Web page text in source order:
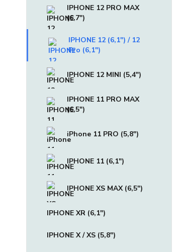
IPHONE 12 PRO MAX
(6,7")
IPHONE 12 (6,1") / 12
Pro (6,1")
IPHONE 12 MINI (5,4")
IPHONE 11 PRO MAX
(6,5")
iPhone 11 PRO (5,8")
IPHONE 11 (6,1")
IPHONE XS MAX (6,5")
IPHONE XR (6,1")
IPHONE X / XS (5,8")